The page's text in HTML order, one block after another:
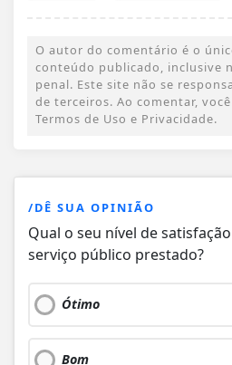
O autor do comentário é o
conteúdo publicado, inclusive
penal. Este site não se
de terceiros. Ao comentar,
Termos de Uso e Privacidade.
/DÊ SUA OPINIÃO
Qual o seu nível de
serviço público prestado?
Ótimo
Bom